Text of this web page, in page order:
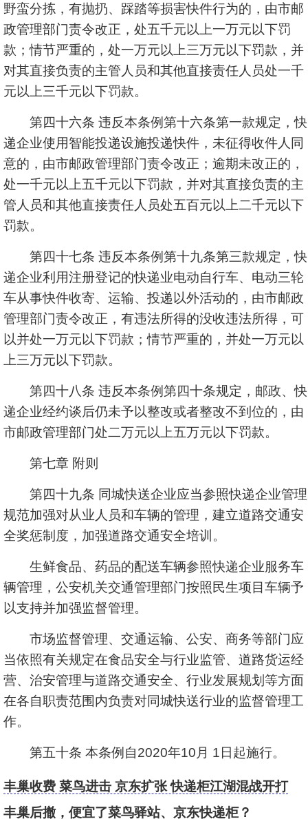
野蛮分拣，有抛扔、踩踏等损害快件行为的，由市邮
政管理部门责令改正，处五千元以上一万元以下罚
款；情节严重的，处一万元以上三万元以下罚款，并
对其直接负责的主管人员和其他直接责任人员处一千
元以上三千元以下罚款。
第四十六条 违反本条例第十六条第一款规定，快
递企业使用智能投递设施投递快件，未征得收件人同
意的，由市邮政管理部门责令改正；逾期未改正的，
处一千元以上五千元以下罚款，并对其直接负责的主
管人员和其他直接责任人员处五百元以上二千元以下
罚款。
第四十七条 违反本条例第十九条第三款规定，快
递企业利用注册登记的快递业电动自行车、电动三轮
车从事快件收寄、运输、投递以外活动的，由市邮政
管理部门责令改正，有违法所得的没收违法所得，可
以并处一万元以下罚款；情节严重的，并处一万元以
上三万元以下罚款。
第四十八条 违反本条例第四十条规定，邮政、快
递企业经约谈后仍未予以整改或者整改不到位的，由
市邮政管理部门处二万元以上五万元以下罚款。
第七章 附则
第四十九条 同城快送企业应当参照快递企业管理
规范加强对从业人员和车辆的管理，建立道路交通安
全奖惩制度，加强道路交通安全培训。
生鲜食品、药品的配送车辆参照快递企业服务车
辆管理，公安机关交通管理部门按照民生项目车辆予
以支持并加强监督管理。
市场监督管理、交通运输、公安、商务等部门应
当依照有关规定在食品安全与行业监管、道路货运经
营、治安管理与道路交通安全、行业发展规划等方面
在各自职责范围内负责对同城快送行业的监督管理工
作。
第五十条 本条例自2020年10月 1日起施行。
丰巢收费 菜鸟进击 京东扩张 快递柜江湖混战开打
了？
丰巢后撤，便宜了菜鸟驿站、京东快递柜？